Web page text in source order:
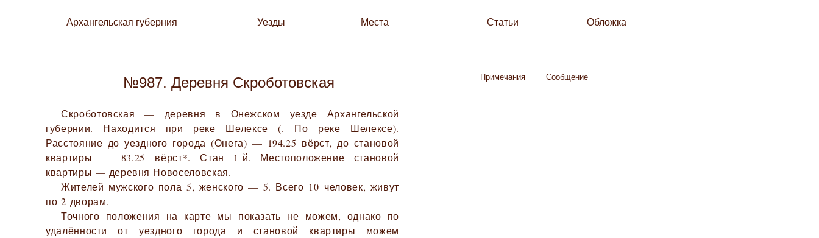
Архангельская губерния Уезды Места Статьи Обложка
№987. Деревня Скроботовская
Скроботовская — деревня в Онежском уезде Архангельской
губернии. Находится при реке Шелексе (. По реке Шелексе).
Расстояние до уездного города (Онега) — 194.25 вёрст, до становой
квартиры — 83.25 вёрст*. Стан 1-й. Местоположение становой
квартиры — деревня Новоселовская.
Жителей мужского пола 5, женского — 5. Всего 10 человек, живут
по 2 дворам.
Точного положения на карте мы показать не можем, однако по
удалённости от уездного города и становой квартиры можем
Примечания Сообщение